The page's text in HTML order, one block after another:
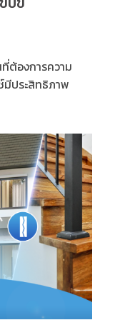
ที่ต้องการความ
มีประสิทธิภาพ